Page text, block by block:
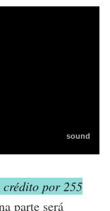
crédito por 255
parte será